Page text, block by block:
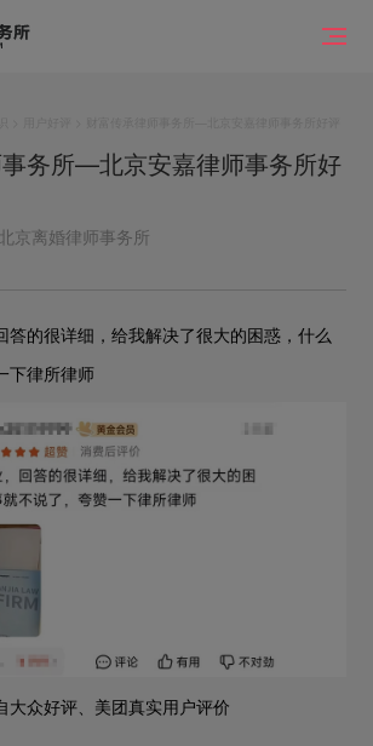
务所—北京安嘉律师事务所好
北京离婚律师事务所
答的很详细，给我解决了很大的困惑，什么
下律所律师
大众好评、美团真实用户评价